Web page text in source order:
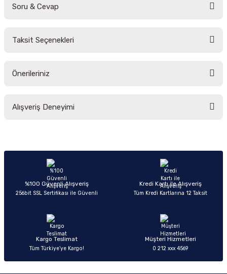
Soru & Cevap
Taksit Seçenekleri
Önerileriniz
yetersiz gördüğünüz noktaları öneri formunu kullanarak tarafımıza
Ürün açıklamasında eksik bilgiler bulunuyor.
Ürün bilgilerinde hatalar bulunuyor.
Ürün fiyatı diğer sitelerden daha pahalı.
Alışveriş Deneyimi
%100 Güvenli Alışveriş
256bit SSL Sertifikası ile Güvenli
Kredi Kartı ile Alışveriş
Tüm Kredi Kartlarına 12 Taksit
Kargo Teslimat
Tüm Türkiye’ye Kargo!
Müşteri Hizmetleri
0 212 xxx 4569